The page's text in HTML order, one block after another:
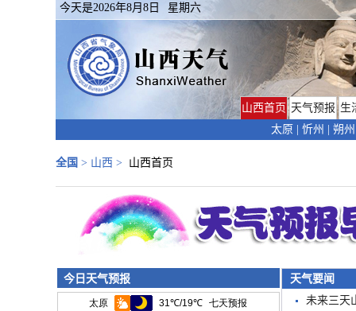
今天是2026年8月8日 星期六
山西首页 天气预报 生
太原
忻州 朔州
全国 > 山西 > 山西首页
今日天气预报
天气要闻
未来三天